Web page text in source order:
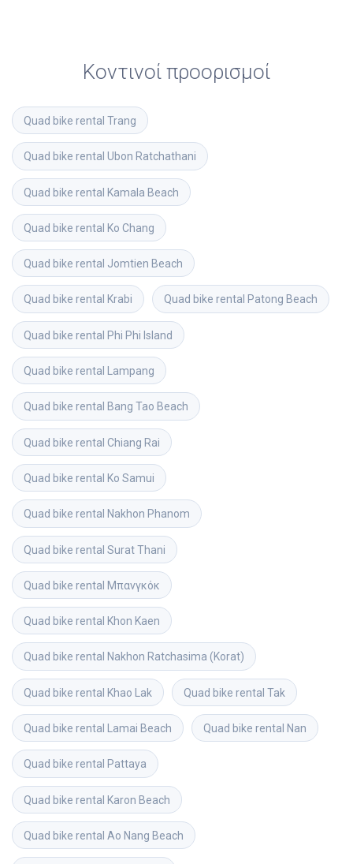
Κοντινοί προορισμοί
Quad bike rental Trang
Quad bike rental Ubon Ratchathani
Quad bike rental Kamala Beach
Quad bike rental Ko Chang
Quad bike rental Jomtien Beach
Quad bike rental Krabi Quad bike rental Patong Beach
Quad bike rental Phi Phi Island
Quad bike rental Lampang
Quad bike rental Bang Tao Beach
Quad bike rental Chiang Rai
Quad bike rental Ko Samui
Quad bike rental Nakhon Phanom
Quad bike rental Surat Thani
Quad bike rental Μπανγκόκ
Quad bike rental Khon Kaen
Quad bike rental Nakhon Ratchasima (Korat)
Quad bike rental Khao Lak Quad bike rental Tak
Quad bike rental Lamai Beach Quad bike rental Nan
Quad bike rental Pattaya
Quad bike rental Karon Beach
Quad bike rental Ao Nang Beach